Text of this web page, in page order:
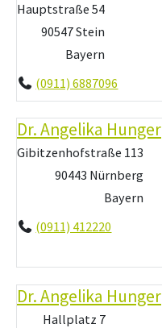
Hauptstraße 54
90547 Stein
Bayern
(0911) 6887096
Dr. Angelika Hunger
Gibitzenhofstraße 113
90443 Nürnberg
Bayern
(0911) 412220
Dr. Angelika Hunger
Hallplatz 7